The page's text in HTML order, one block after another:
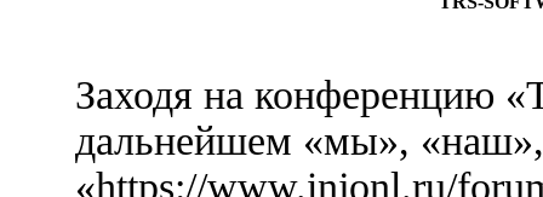
Заходя на конференцию
дальнейшем «мы»,
«https://www.injonl.ru/